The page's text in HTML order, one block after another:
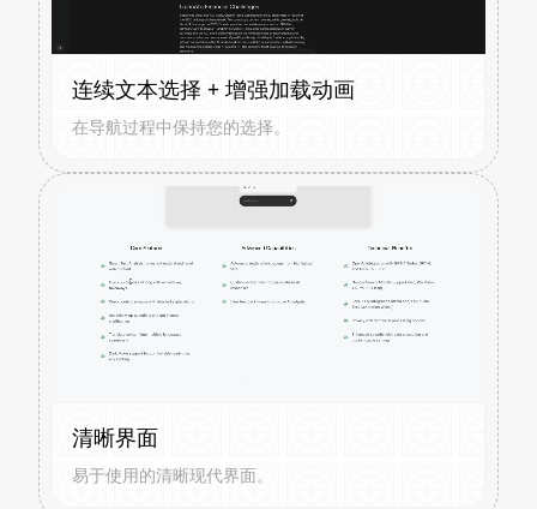
连续文本选择 + 增强加载动画
在导航过程中保持您的选择。
清晰界面
易于使用的清晰现代界面。